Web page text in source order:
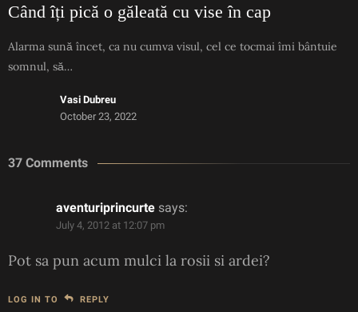
Când îți pică o găleată cu vise în cap
Alarma sună încet, ca nu cumva visul, cel ce tocmai îmi bântuie
somnul, să…
Vasi Dubreu
October 23, 2022
37 Comments
aventuriprincurte says:
July 4, 2012 at 12:07 pm
Pot sa pun acum mulci la rosii si ardei?
LOG IN TO REPLY